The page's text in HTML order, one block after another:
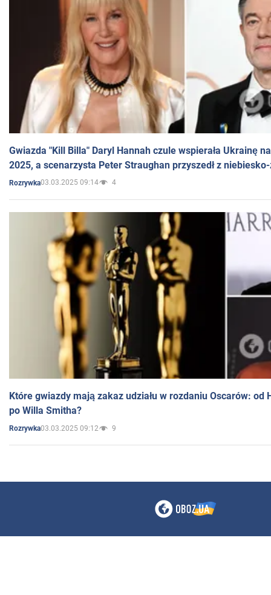
Gwiazda "Kill Billa" Daryl Hannah czule wspierała Ukrainę
2025, a scenarzysta Peter Straughan przyszedł z
Rozrywka03.03.2025 09:14 4
Które gwiazdy mają zakaz udziału w rozdaniu Oscarów: od
po Willa Smitha?
Rozrywka03.03.2025 09:12 9